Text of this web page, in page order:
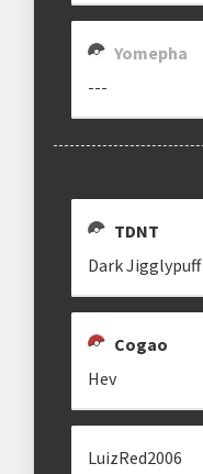
Yomepha
---
TDNT
Dark Jigglypuff
Cogao
Hev
LuizRed2006